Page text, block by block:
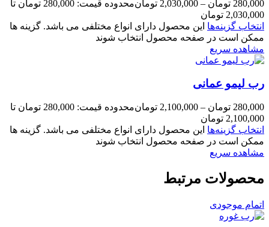
280,000 تومان –
2,030,000 تومان
محدوده قیمت: 280,000 تومان تا
2,030,000 تومان
انتخاب گزینه‌ها این محصول دارای انواع مختلفی می باشد. گزینه ها
ممکن است در صفحه محصول انتخاب شوند
مشاهده سریع
رب لیمو عمانی
280,000 تومان –
2,100,000 تومان
محدوده قیمت: 280,000 تومان تا
2,100,000 تومان
انتخاب گزینه‌ها این محصول دارای انواع مختلفی می باشد. گزینه ها
ممکن است در صفحه محصول انتخاب شوند
مشاهده سریع
محصولات مرتبط
اتمام موجودی